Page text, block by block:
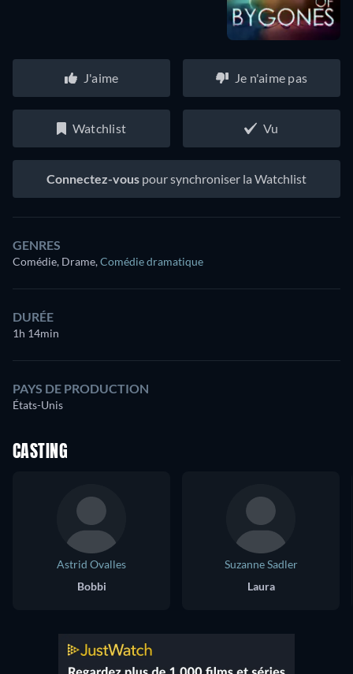
J'aime Je n'aime pas
Watchlist Vu
Connectez-vous pour synchroniser la Watchlist
GENRES
Comédie, Drame,Comédie dramatique
DURÉE
1h 14min
PAYS DE PRODUCTION
États-Unis
CASTING
Astrid Ovalles
Bobbi
Suzanne Sadler
Laura